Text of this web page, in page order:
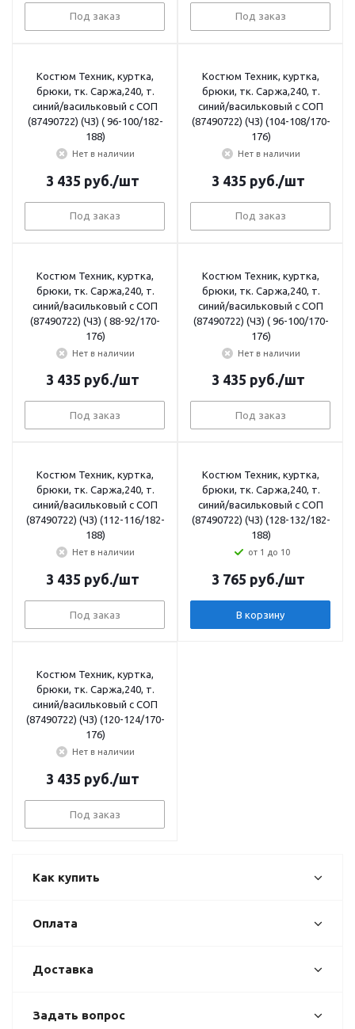
Под заказ Под заказ
Костюм Техник, куртка,
брюки, тк. Саржа,240, т.
синий/васильковый с СОП
(87490722) (ЧЗ) ( 96-100/182-
188)
Нет в наличии
3 435 руб./шт
Под заказ
Костюм Техник, куртка,
брюки, тк. Саржа,240, т.
синий/васильковый с СОП
(87490722) (ЧЗ) (104-108/170-
176)
Нет в наличии
3 435 руб./шт
Под заказ
Костюм Техник, куртка,
брюки, тк. Саржа,240, т.
синий/васильковый с СОП
(87490722) (ЧЗ) ( 88-92/170-
176)
Нет в наличии
3 435 руб./шт
Под заказ
Костюм Техник, куртка,
брюки, тк. Саржа,240, т.
синий/васильковый с СОП
(87490722) (ЧЗ) ( 96-100/170-
176)
Нет в наличии
3 435 руб./шт
Под заказ
Костюм Техник, куртка,
брюки, тк. Саржа,240, т.
синий/васильковый с СОП
(87490722) (ЧЗ) (112-116/182-
188)
Нет в наличии
3 435 руб./шт
Под заказ
Костюм Техник, куртка,
брюки, тк. Саржа,240, т.
синий/васильковый с СОП
(87490722) (ЧЗ) (128-132/182-
188)
от 1 до 10
3 765 руб./шт
В корзину
Костюм Техник, куртка,
брюки, тк. Саржа,240, т.
синий/васильковый с СОП
(87490722) (ЧЗ) (120-124/170-
176)
Нет в наличии
3 435 руб./шт
Под заказ
Как купить
Оплата
Доставка
Задать вопрос